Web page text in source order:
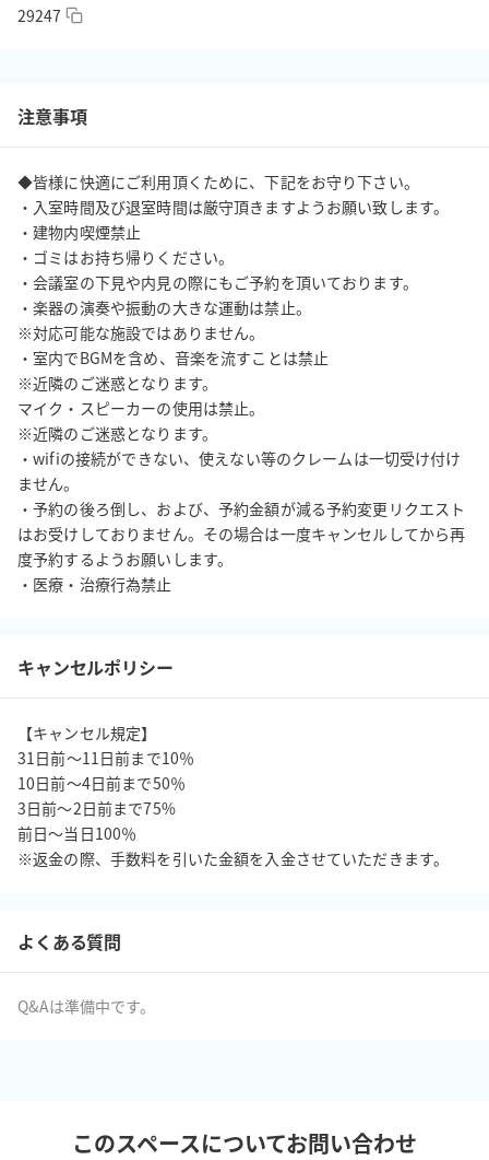
■周辺環境■
■トイレ・洗面所■
トイレは4階共用部分に男女トイレがそれぞれ１つずつあります。
■入室方法■
予約メールにてご案内いたします。
29247
注意事項
◆皆様に快適にご利用頂くために、下記をお守り下さい。
・入室時間及び退室時間は厳守頂きますようお願い致します。
・建物内喫煙禁止
・ゴミはお持ち帰りください。
・会議室の下見や内見の際にもご予約を頂いております。
・楽器の演奏や振動の大きな運動は禁止。
※対応可能な施設ではありません。
・室内でBGMを含め、音楽を流すことは禁止
※近隣のご迷惑となります。
マイク・スピーカーの使用は禁止。
※近隣のご迷惑となります。
・wifiの接続ができない、使えない等のクレームは一切受け付け
ません。
・予約の後ろ倒し、および、予約金額が減る予約変更リクエスト
はお受けしておりません。その場合は一度キャンセルしてから再
度予約するようお願いします。
・医療・治療行為禁止
キャンセルポリシー
【キャンセル規定】
31日前〜11日前まで10％
10日前〜4日前まで50％
3日前〜2日前まで75%
前日〜当日100％
※返金の際、手数料を引いた金額を入金させていただきます。
よくある質問
Q&Aは準備中です。
このスペースについてお問い合わせ